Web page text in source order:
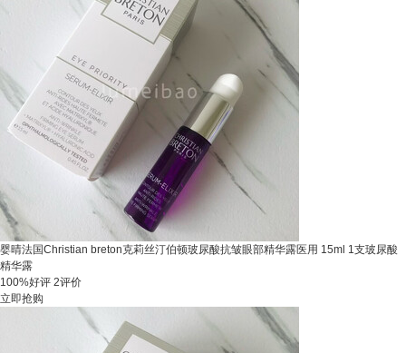
婴晴法国Christian breton克莉丝汀伯顿玻尿酸抗皱眼部精华露医用 15ml 1支玻尿酸
精华露
100%好评 2评价
立即抢购